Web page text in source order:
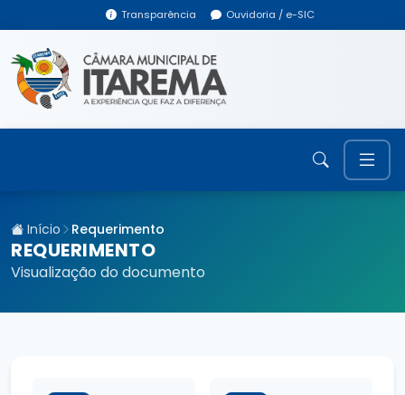
Transparência Ouvidoria / e-SIC
Início Requerimento
REQUERIMENTO
Visualização do documento